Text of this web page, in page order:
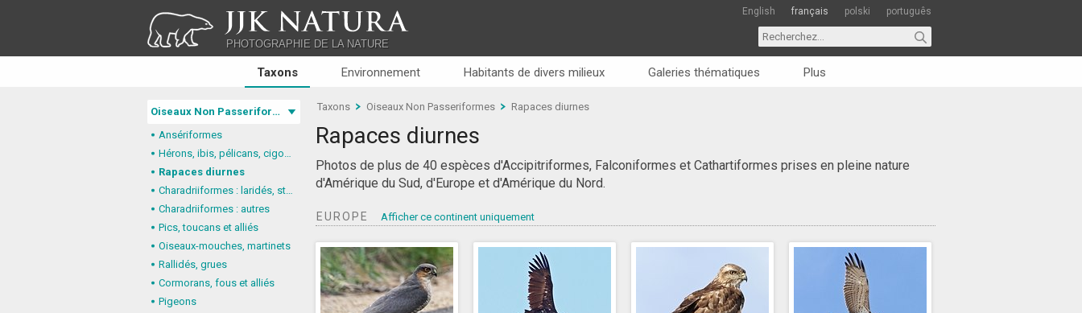
JJK NATURA
PHOTOGRAPHIE DE LA NATURE
English français polski português
Taxons Environnement Habitants de divers milieux Galeries thématiques Plus
Oiseaux Non Passeriformes
Ansériformes
Hérons, ibis, pélicans, cigognes
Rapaces diurnes
Charadriiformes : laridés, stercorariidés, glaréolidés
Charadriiformes : autres
Pics, toucans et alliés
Oiseaux-mouches, martinets
Rallidés, grues
Cormorans, fous et alliés
Pigeons
Taxons Oiseaux Non Passeriformes Rapaces diurnes
Rapaces diurnes
Photos de plus de 40 espèces d'Accipitriformes, Falconiformes et Cathartiformes prises en pleine nature
d'Amérique du Sud, d'Europe et d'Amérique du Nord.
EUROPE Afficher ce continent uniquement